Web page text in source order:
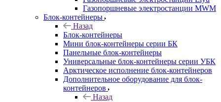
Газопоршневые электростанции MWM
Блок-контейнеры
Назад
Блок-контейнеры
Мини блок-контейнеры серии БК
Панельные блок-контейнеры
Универсальные блок-контейнеры серии УБК
Арктическое исполнение блок-контейнеров
Дополнительное оборудование для блок-
контейнеров
Назад